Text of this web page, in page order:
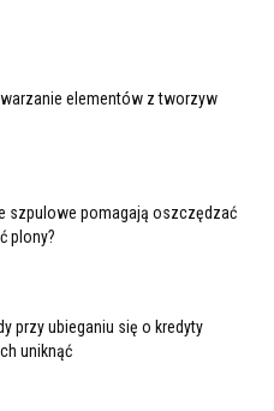
elementów z tworzyw
szpulowe pomagają oszczędzać
plony?
przy ubieganiu się o kredyty
uniknąć